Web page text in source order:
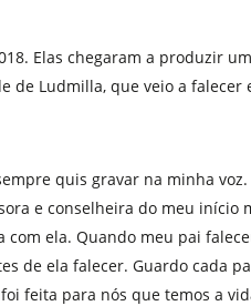
Elas chegaram a produzir
de Ludmilla, que veio a falecer
quis gravar na minha
e conselheira do meu início
ela. Quando meu pai
de ela falecer. Guardo cada
feita para nós que temos a